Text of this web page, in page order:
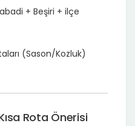
+ Beşiri + ilçe
(Sason/Kozluk)
Rota Önerisi